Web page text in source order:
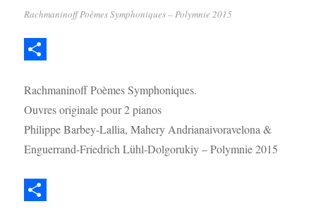
Rachmaninoff Poèmes Symphoniques – Polymnie 2015
a
r
Rachmaninoff Poèmes Symphoniques.
Ouvres originale pour 2 pianos
Philippe Barbey-Lallia, Mahery Andrianaivoravelona &
Enguerrand-Friedrich Lühl-Dolgorukiy – Polymnie 2015